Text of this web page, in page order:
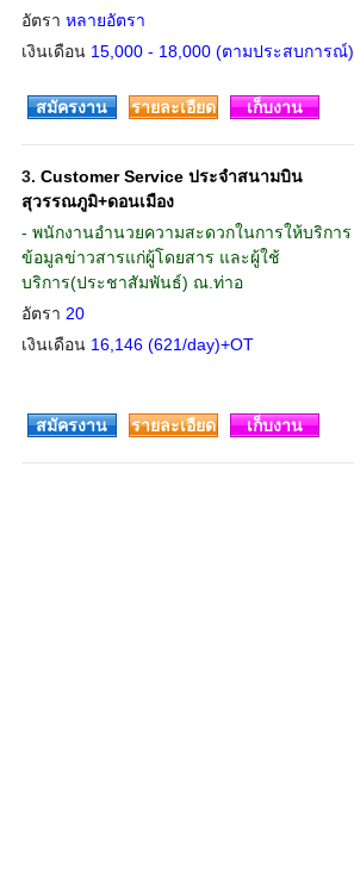
อัตรา หลายอัตรา
เงินเดือน 15,000 - 18,000 (ตามประสบการณ์)
สมัครงาน
รายละเอียด เก็บงาน
3. Customer Service ประจำสนามบิน
สุวรรณภูมิ+ดอนเมือง
- พนักงานอำนวยความสะดวกในการให้บริการ
ข้อมูลข่าวสารแก่ผู้โดยสาร และผู้ใช้
บริการ(ประชาสัมพันธ์) ณ.ท่าอ
อัตรา 20
เงินเดือน 16,146 (621/day)+OT
สมัครงาน
รายละเอียด เก็บงาน